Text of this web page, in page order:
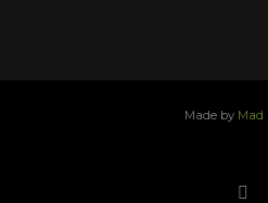
Made by Mad